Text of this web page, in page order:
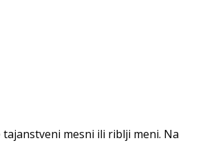
mesni ili riblji meni. Na